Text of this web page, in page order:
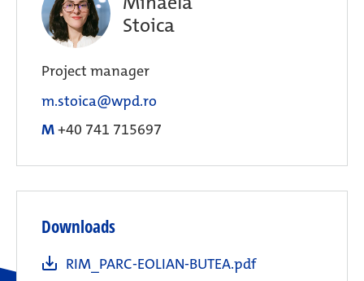
Stoica
Project manager
m.stoica@wpd.ro
M+40 741 715697
Downloads
RIM_PARC-EOLIAN-BUTEA.pdf